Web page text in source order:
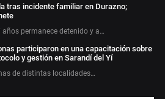
tras incidente familiar en Durazno;
años permanece detenido y a…
participaron en una capacitación sobre
y gestión en Sarandí del Yí
de distintas localidades…